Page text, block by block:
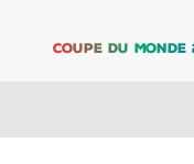
COUPE DU MONDE